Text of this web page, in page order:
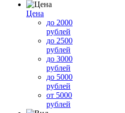
Цена
до 2000
рублей
до 2500
рублей
до 3000
рублей
до 5000
рублей
от 5000
рублей